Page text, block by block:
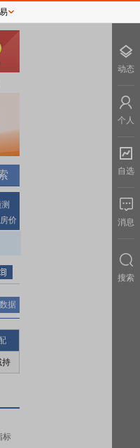
房价
数据
持
标
动态
个人
自选
消息
搜索